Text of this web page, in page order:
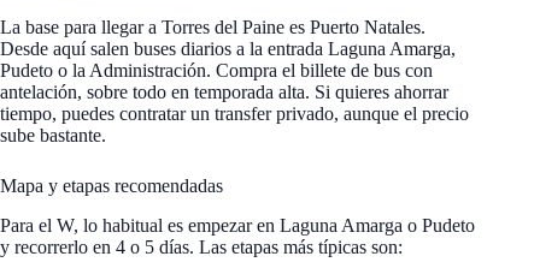
La base para llegar a Torres del Paine es Puerto Natales.
Desde aquí salen buses diarios a la entrada Laguna Amarga,
Pudeto o la Administración. Compra el billete de bus con
antelación, sobre todo en temporada alta. Si quieres ahorrar
tiempo, puedes contratar un transfer privado, aunque el precio
sube bastante.
Mapa y etapas recomendadas
Para el W, lo habitual es empezar en Laguna Amarga o Pudeto
y recorrerlo en 4 o 5 días. Las etapas más típicas son: